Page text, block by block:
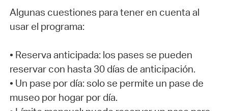
Algunas cuestiones para tener en cuenta al
usar el programa:
• Reserva anticipada: los pases se pueden
reservar con hasta 30 días de anticipación.
• Un pase por día: solo se permite un pase de
museo por hogar por día.